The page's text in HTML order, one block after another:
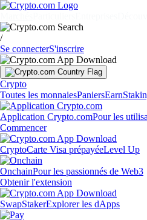
/
Se connecterS'inscrire
Crypto
Toutes les monnaiesPaniersEarn
Application Crypto.comPour les
Commencer
CryptoCarte Visa prépayéeLevel Up
OnchainPour les passionnés de Web3
Obtenir l'extension
SwapStakerExplorer les dApps